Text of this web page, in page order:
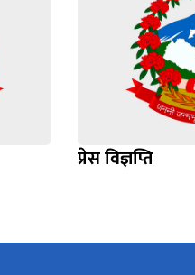
प्रेस विज्ञप्ति